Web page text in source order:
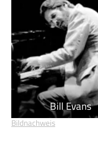
Bill Evans
Bildnachweis